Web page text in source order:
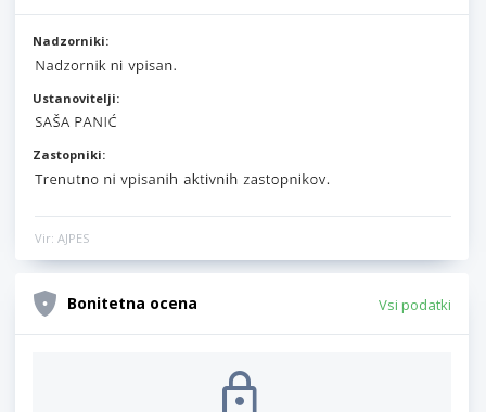
Nadzorniki:
Ustanovitelji:
Zastopniki:
Vir: AJPES
Bonitetna ocena Vsi podatki